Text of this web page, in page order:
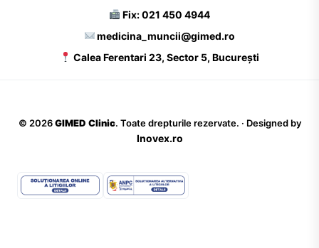
Fix: 021 450 4944
medicina_muncii@gimed.ro
Calea Ferentari 23, Sector 5, București
© 2026 GIMED Clinic. Toate drepturile rezervate. · Designed by
Inovex.ro